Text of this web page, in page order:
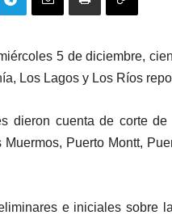
5 de diciembre,
Los Lagos y Los Ríos
dieron cuenta de corte
Puerto Montt,
e iniciales sobre